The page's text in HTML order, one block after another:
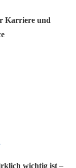
Karriere und
wichtig ist –